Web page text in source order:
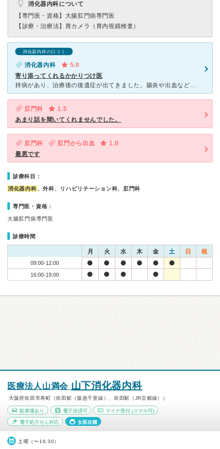
消化器内科について
【専門医・資格】 大腸肛門病専門医
【診療・治療法】 胃カメラ（胃内視鏡検査）
消化器内科の口コミ
消化器内科
5.0
寄り添ってくれるかかりつけ医
持病があり、治療後の後遺症が出てきました。腸炎や出血などです。 それらの後遺症について分かりやすく説明してくださって、必要ならお薬や検査を追加してくださいます。 検査結果もしっかり説明してください
肛門科
1.5
あまり話を聞いてくれませんでした。
肛門科 肛門から出血
1.0
最悪です
診療科目：
消化器内科 、外科、リハビリテーション科、肛門科
専門医・資格：
大腸肛門病専門医
診療時間
月 火 水 木 金 土 日 祝
09:00-12:00
16:00-19:00
医療法人山満会 山下消化器内科
大阪府吹田市寿町（吹田駅（阪急千里線）、吹田駅（JR京都線））
駐車場あり 電子決済可 マイナ受付 (スマホ可)
電子処方せん対応 女医在籍
土曜（〜16:30）